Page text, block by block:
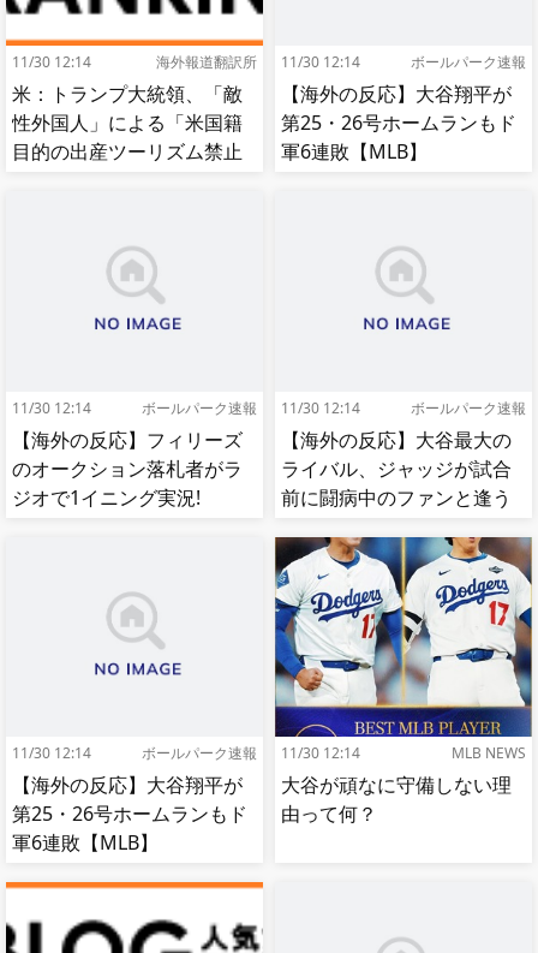
11/30 12:14 海外報道翻訳所
米：トランプ大統領、「敵
性外国人」による「米国籍
目的の出産ツーリズム禁止
11/30 12:14 ボールパーク速報
【海外の反応】大谷翔平が
第25・26号ホームランもド
軍6連敗【MLB】
11/30 12:14 ボールパーク速報
【海外の反応】フィリーズ
のオークション落札者がラ
ジオで1イニング実況!
11/30 12:14 ボールパーク速報
【海外の反応】大谷最大の
ライバル、ジャッジが試合
前に闘病中のファンと逢う
11/30 12:14 ボールパーク速報
【海外の反応】大谷翔平が
第25・26号ホームランもド
軍6連敗【MLB】
11/30 12:14 MLB NEWS
大谷が頑なに守備しない理
由って何？